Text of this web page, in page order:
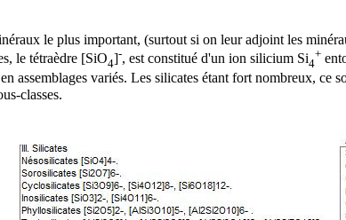
le plus important, (surtout si on leur adjoint les
le tétraèdre [SiO4]-, est constitué d'un ion silicium Si4
+
assemblages variés. Les silicates étant fort nombreux,
classes.